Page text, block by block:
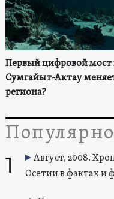
Первый цифровой мост
Сумгайыт-Актау
региона?
1
Август, 2008.
Осетии в фактах и